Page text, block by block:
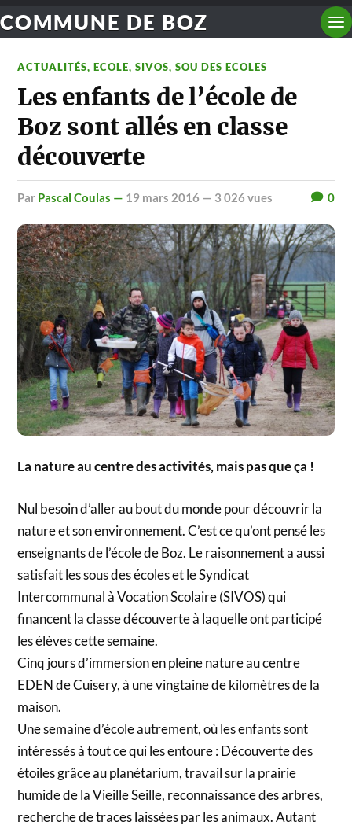
COMMUNE DE BOZ
ACTUALITÉS,ECOLE,SIVOS,SOU DES ECOLES
Les enfants de l’école de
Boz sont allés en classe
découverte
par Pascal Coulas — 19 mars 2016 — 3 026 vues 0
La nature au centre des activités, mais pas que ça !
Nul besoin d’aller au bout du monde pour découvrir la
nature et son environnement. C’est ce qu’ont pensé les
enseignants de l’école de Boz. Le raisonnement a aussi
satisfait les sous des écoles et le Syndicat
Intercommunal à Vocation Scolaire (SIVOS) qui
financent la classe découverte à laquelle ont participé
les élèves cette semaine.
Cinq jours d’immersion en pleine nature au centre
EDEN de Cuisery, à une vingtaine de kilomètres de la
maison.
Une semaine d’école autrement, où les enfants sont
intéressés à tout ce qui les entoure : Découverte des
étoiles grâce au planétarium, travail sur la prairie
humide de la Vieille Seille, reconnaissance des arbres,
recherche de traces laissées par les animaux. Autant